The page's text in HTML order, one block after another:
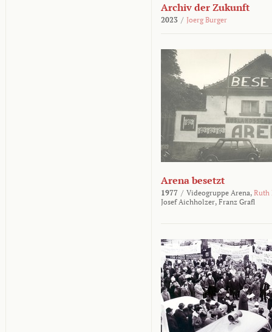
Archiv der Zukunft
2023 / Joerg Burger
Arena besetzt
1977 / Videogruppe Arena, Ruth
Josef Aichholzer, Franz Grafl